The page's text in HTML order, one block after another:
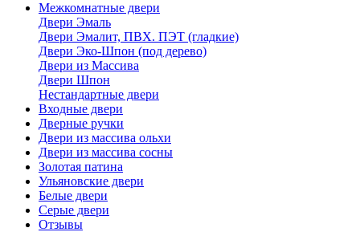
Межкомнатные двери
Двери Эмаль
Двери Эмалит, ПВХ. ПЭТ (гладкие)
Двери Эко-Шпон (под дерево)
Двери из Массива
Двери Шпон
Нестандартные двери
Входные двери
Дверные ручки
Двери из массива ольхи
Двери из массива сосны
Золотая патина
Ульяновские двери
Белые двери
Серые двери
Отзывы